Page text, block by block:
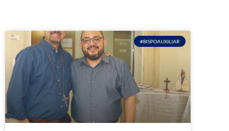
#BISPOAUXILIAR